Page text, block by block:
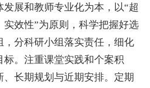
展和教师专业化为本，以“超
效性”为原则，科学把握好选
，分科研小组落实责任，细化
。注重课堂实践和个案积
、长期规划与近期安排。定期